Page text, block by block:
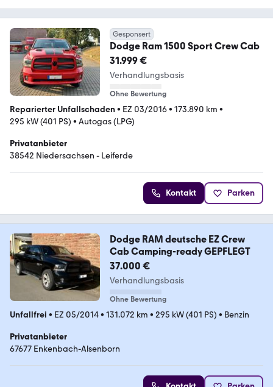
Gesponsert
Dodge Ram 1500 Sport Crew Cab
31.999 €
Verhandlungsbasis
Ohne Bewertung
Reparierter Unfallschaden• EZ 03/2016• 173.890 km •
295 kW (401 PS) • Autogas (LPG)
Privatanbieter
38542 Niedersachsen - Leiferde
Kontakt Parken
Dodge RAM deutsche EZ Crew
Cab Camping-ready GEPFLEGT
37.000 €
Verhandlungsbasis
Ohne Bewertung
Unfallfrei • EZ 05/2014• 131.072 km • 295 kW (401 PS) • Benzin
Privatanbieter
67677 Enkenbach-Alsenborn